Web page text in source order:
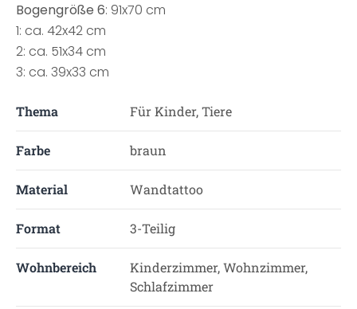
Bogengröße 6: 91x70 cm
1: ca. 42x42 cm
2: ca. 51x34 cm
3: ca. 39x33 cm
Thema Für Kinder, Tiere
Farbe braun
Material Wandtattoo
Format 3-Teilig
Wohnbereich
Kinderzimmer, Wohnzimmer,
Schlafzimmer